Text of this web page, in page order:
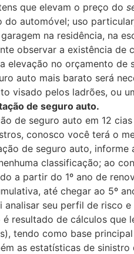
que elevam o preço do
do automóvel; uso
na residência, na
observar a existência de
elevação no orçamento de
auto mais barato será
visado pelos ladrões, ou
de seguro auto.
de seguro auto em 12
conosco você terá o
de seguro auto,
classificação; ao
a partir do 1º ano de
até chegar ao 5º
analisar seu perfil de risco
resultado de cálculos que
tendo como base
as estatísticas de